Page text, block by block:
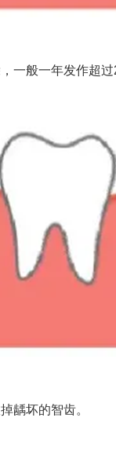
一般一年发作超过
龋坏的智齿。